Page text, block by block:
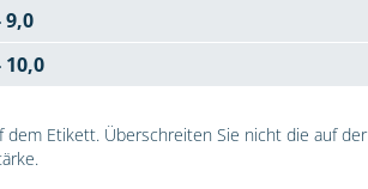
9,0
10,0
Etikett. Überschreiten Sie nicht die auf der